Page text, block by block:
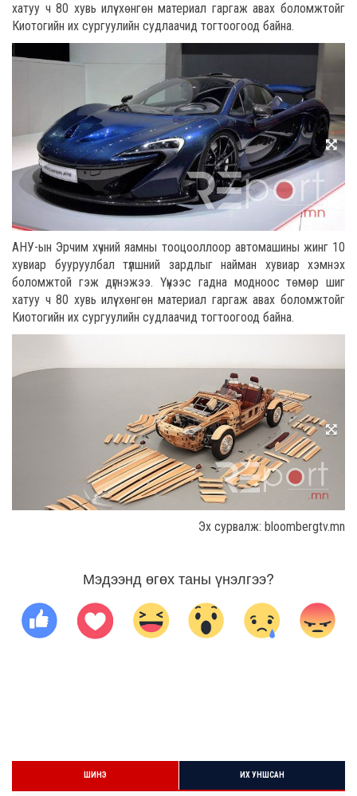
хатуу ч 80 хувь илүү хөнгөн материал гаргаж авах боломжтойг
Киотогийн их сургуулийн судлаачид тогтоогоод байна.
АНУ-ын Эрчим хүчний яамны тооцооллоор автомашины жинг 10
хувиар бууруулбал түлшний зардлыг найман хувиар хэмнэх
боломжтой гэж дүгнэжээ. Үүнээс гадна модноос төмөр шиг
хатуу ч 80 хувь илүү хөнгөн материал гаргаж авах боломжтойг
Киотогийн их сургуулийн судлаачид тогтоогоод байна.
Эх сурвалж: bloombergtv.mn
Мэдээнд өгөх таны үнэлгээ?
ШИНЭ ИХ УНШСАН